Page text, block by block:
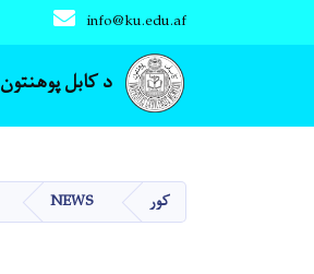
د کابل پوهنتون
info@ku.edu.af
Main navigation
کور NEWS